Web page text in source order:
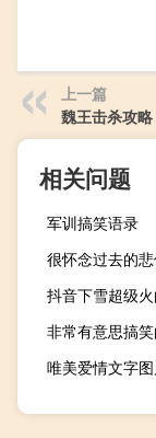
上一篇
魏王击杀攻略
相关问题
军训搞笑语录
很怀念过去的
抖音下雪超级
非常有意思搞
唯美爱情文字